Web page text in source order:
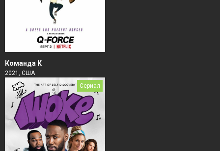
Команда К
2021, США
Сериал